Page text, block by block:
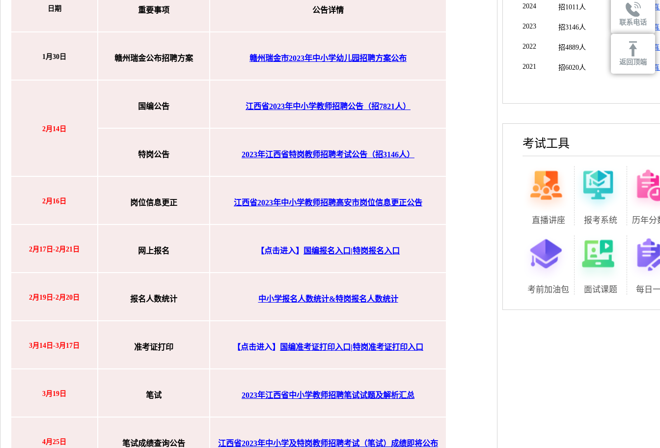
日期 重要事项 公告详情
1月30日 赣州瑞金公布招聘方案 赣州瑞金市2023年中小学幼儿园招聘方案公布
2月14日
国编公告 江西省2023年中小学教师招聘公告（招7821人）
特岗公告 2023年江西省特岗教师招聘考试公告（招3146人）
2月16日 岗位信息更正 江西省2023年中小学教师招聘高安市岗位信息更正公告
2月17日-2月21日 网上报名 【点击进入】 国编报名入口 |特岗报名入口
2月19日-2月20日 报名人数统计 中小学报名人数统计&特岗报名人数统计
3月14日-3月17日 准考证打印 【点击进入】 国编准考证打印入口 |特岗准考证打印入口
3月19日 笔试 2023年江西省中小学教师招聘笔试试题及解析汇总
4月25日 笔试成绩查询公告 江西省2023年中小学及特岗教师招聘考试（笔试）成绩即将公布
2024 招1011人 公告
2023 招3146人 公告
2022 招4889人 公告
2021 招6020人 公告
考试工具
直播讲座 报考系统 历年分
考前加油包 面试课题 每日
联系电话
返回顶端